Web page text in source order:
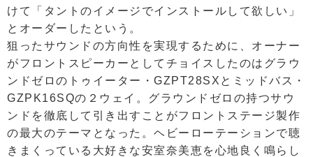
けて「タントのイメージでインストールして欲しい」
とオーダーしたという。
狙ったサウンドの方向性を実現するために、オーナー
がフロントスピーカーとしてチョイスしたのはグラウ
ンドゼロのトゥイーター・GZPT28SXとミッドバス・
GZPK16SQの２ウェイ。グラウンドゼロの持つサウ
ンドを徹底して引き出すことがフロントステージ製作
の最大のテーマとなった。ヘビーローテーションで聴
きまくっている大好きな安室奈美恵を心地良く鳴らし